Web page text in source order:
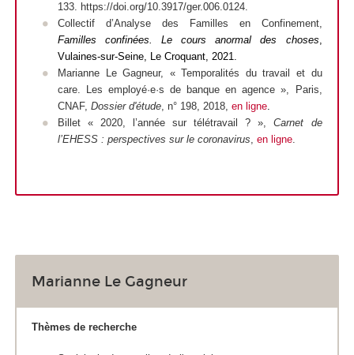
133. https://doi.org/10.3917/ger.006.0124.
Collectif d’Analyse des Familles en Confinement,
Familles confinées. Le cours anormal des choses,
Vulaines-sur-Seine, Le Croquant, 2021.
Marianne Le Gagneur, « Temporalités du travail et du
care. Les employé·e·s de banque en agence », Paris,
CNAF, Dossier d'étude, n° 198, 2018, en ligne.
Billet « 2020, l’année sur télétravail ? »,Carnet de
l’EHESS : perspectives sur le coronavirus, en ligne.
Marianne Le Gagneur
Thèmes de recherche